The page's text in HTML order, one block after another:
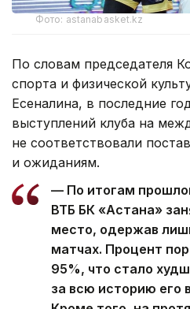
Фото: astanabasket.kz
По словам председателя
спорта и физической
Есеналина, в последние
выступлений клуба на
не соответствовали
и ожиданиям.
— По итогам
ВТБ БК «Астана»
место, одержав
матчах. Процент
95%, что стало
за всю историю его